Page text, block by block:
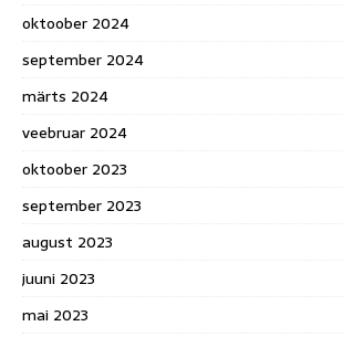
oktoober 2024
september 2024
märts 2024
veebruar 2024
oktoober 2023
september 2023
august 2023
juuni 2023
mai 2023